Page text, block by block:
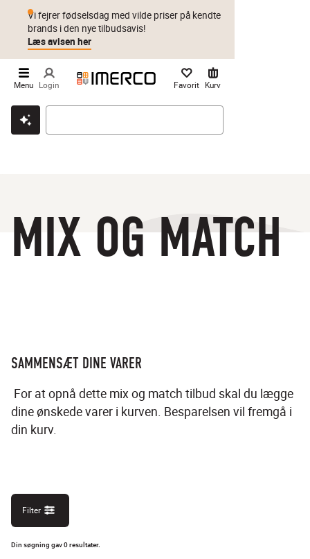
Klik & hent Byt i 1 år Prismatch
Vi fejrer fødselsdag med vilde priser på kendte
brands i den nye tilbudsavis!
Læs avisen her
Menu Login Favorit Kurv
MIX OG MATCH
SAMMENSÆT DINE VARER
For at opnå dette mix og match tilbud skal du lægge
dine ønskede varer i kurven. Besparelsen vil fremgå i
din kurv.
Filter
Din søgning gav 0 resultater.